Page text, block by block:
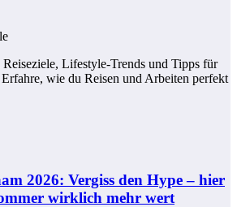
Reiseziele, Lifestyle-Trends und Tipps für
wie du Reisen und Arbeiten perfekt
2026: Vergiss den Hype – hier
wirklich mehr wert